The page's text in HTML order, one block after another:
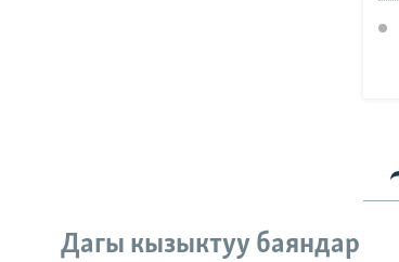
Дагы кызыктуу баяндар